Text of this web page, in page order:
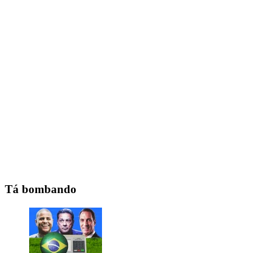
Tá bombando